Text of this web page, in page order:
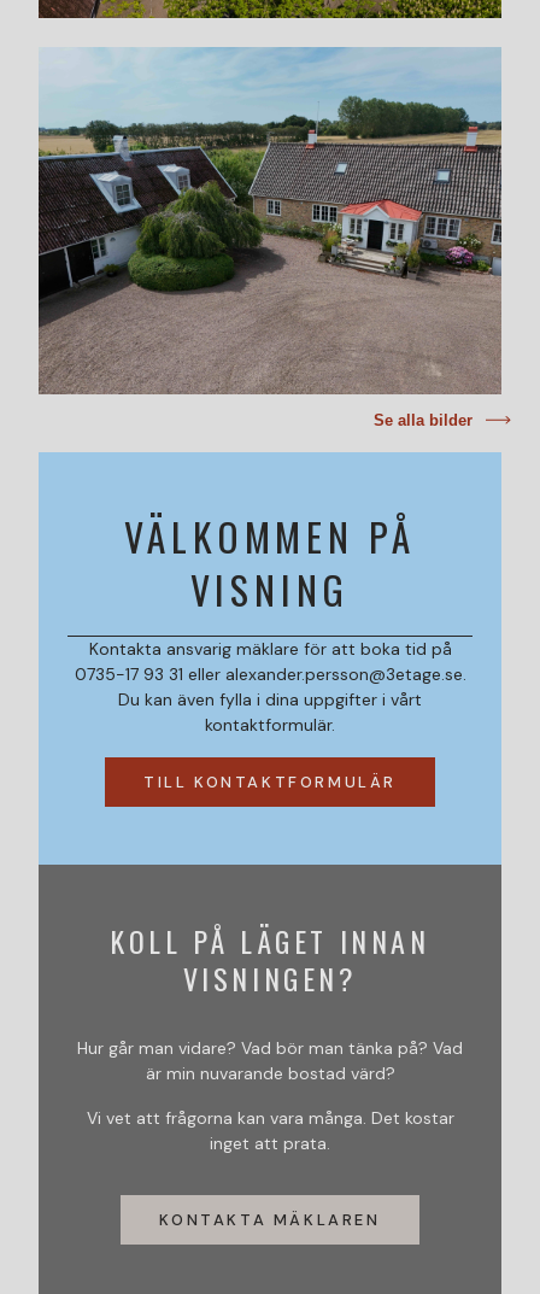
Se alla bilder
KOLL PÅ LÄGET INNAN
VISNINGEN?
Hur går man vidare? Vad bör man tänka på? Vad
är min nuvarande bostad värd?
Vi vet att frågorna kan vara många. Det kostar
inget att prata.
KONTAKTA MÄKLAREN
VÄLKOMMEN PÅ
VISNING
Kontakta ansvarig mäklare för att boka tid på
0735-17 93 31 eller alexander.persson@3etage.se.
Du kan även fylla i dina uppgifter i vårt
kontaktformulär.
TILL KONTAKTFORMULÄR